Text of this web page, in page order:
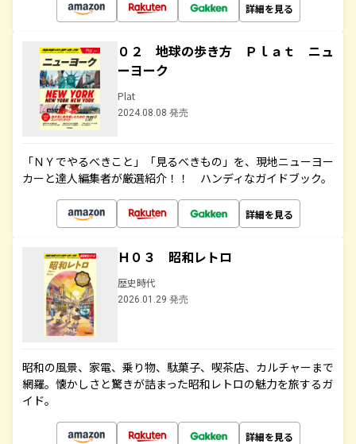
詳細を見る
０２ 地球の歩き方 Ｐｌａｔ ニュ
ーヨーク
Plat
2024.08.08 発売
「ＮＹでやるべきこと」「見るべきもの」を、現地ニューヨー
カーと達人編集者が厳選紹介！！ ハンディなガイドブック。
詳細を見る
Ｈ０３ 昭和レトロ
歴史時代
2026.01.29 発売
昭和の風景、家電、乗り物、駄菓子、喫茶店、カルチャーまで
網羅。懐かしさと驚きが詰まった昭和レトロの魅力を旅するガ
イド。
詳細を見る